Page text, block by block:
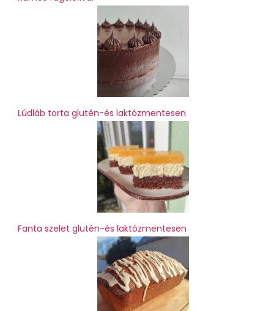
Lúdláb torta glutén-és laktózmentesen
Fanta szelet glutén-és laktózmentesen